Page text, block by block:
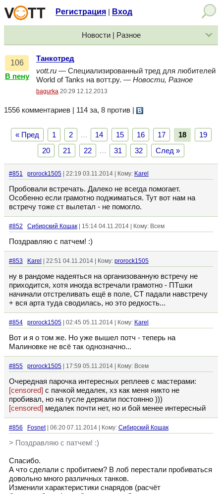
Регистрация Вход
Новости | Разное
106
В пену
Танкотред
vott.ru — Специализированный тред для любителей
World of Tanks на вотт.ру. — Новости, Разное
bagurka 20:29 12.12.2013
1556 комментариев | 114 за, 8 против
« Пред 1 2 … 14 15 16 17 18
19
20
21 22 … 31 32 След »
#851 prorock1505 | 22:19 03.11.2014 | Кому: Karel
Пробовали встречать. Далеко не всегда помогает.
Особенно если грамотно поджиматься. Тут вот нам на
встречу тоже ст вылетал - не помогло.
#852 Сибирский Кошак | 15:14 04.11.2014 | Кому: Всем
Поздравляю с патчем! :)
#853 Karel | 22:51 04.11.2014 | Кому: prorock1505
ну в рандоме надеяться на организованную встречу не
приходится, хотя иногда встречали грамотно - ПТшки
начинали отстреливать ещё в поле, СТ падали навстречу
+ вся арта туда сводилась, но это редкость...
#854 prorock1505 | 02:45 05.11.2014 | Кому: Karel
Вот и я о том же. Но уже вышел потч - теперь на
Малиновке не всё так однозначно...
#855 prorock1505 | 17:59 05.11.2014 | Кому: Всем
Очередная парочка интересных реплеев с мастерами:
[censored] с пачкой медалек, хз как меня никто не
пробивал, но на гусле держали постоянно )))
[censored] медалек почти нет, но и бой менее интересный
#856 Fosnet| 06:20 07.11.2014 | Кому: Сибирский Кошак
> Поздравляю с патчем! :)
Спасибо.
А что сделали с пробитием? В лоб перестали пробиваться
довольно много различных танков.
Изменили характеристики снарядов (расчёт